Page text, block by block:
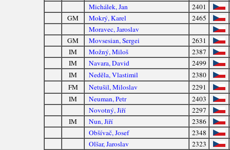
Michálek, Jan
2401
GM
Mokrý, Karel
2465
Moravec, Jaroslav
GM
Movsesian, Sergei
2631
IM
Možný, Miloš
2387
IM
Navara, David
2499
IM
Neděla, Vlastimil
2380
FM
Netušil, Miloslav
2291
IM
Neuman, Petr
2403
Novotný, Jiří
2297
IM
Nun, Jiří
2386
Obšívač, Josef
2348
Olšar, Jaroslav
2323